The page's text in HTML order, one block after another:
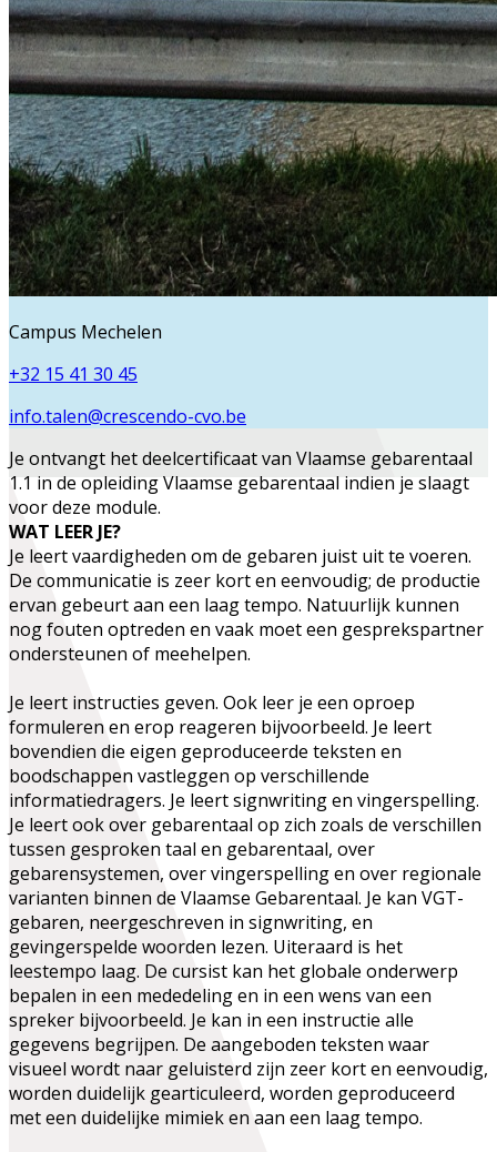
Campus Mechelen
+32 15 41 30 45
info.talen@crescendo-cvo.be
Je ontvangt het deelcertificaat van Vlaamse gebarentaal
1.1 in de opleidingVlaamse gebarentaal indien je slaagt
voor deze module.
WAT LEER JE?
Je leertvaardigheden om de gebaren juist uit te voeren.
De communicatie is zeer kort en eenvoudig; de productie
ervan gebeurt aan een laag tempo. Natuurlijk kunnen
nog fouten optreden en vaak moet een gesprekspartner
ondersteunen of meehelpen.
Je leert instructies geven. Ook leer je een oproep
formuleren en erop reageren bijvoorbeeld. Je leert
bovendien die eigen geproduceerde teksten en
boodschappen vastleggen op verschillende
informatiedragers. Je leert signwriting en vingerspelling.
Je leert ook over gebarentaal op zich zoals de verschillen
tussen gesproken taal en gebarentaal, over
gebarensystemen, over vingerspelling en over regionale
varianten binnen de Vlaamse Gebarentaal. Je kan VGT-
gebaren, neergeschreven in signwriting, en
gevingerspelde woorden lezen. Uiteraard is het
leestempo laag. De cursist kan het globale onderwerp
bepalen in een mededeling en in een wens van een
spreker bijvoorbeeld. Je kan in een instructie alle
gegevens begrijpen. De aangeboden teksten waar
visueel wordt naar geluisterd zijn zeer kort en eenvoudig,
worden duidelijk gearticuleerd, worden geproduceerd
met een duidelijke mimiek en aan een laag tempo.